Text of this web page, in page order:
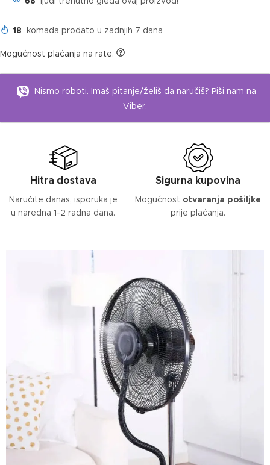
18 komada prodato u zadnjih 7 dana
Mogućnost plaćanja na rate.
Nismo roboti. Imaš pitanje/želiš da naručiš? Piši nam na
Viber.
Hitra dostava
Naručite danas, isporuka je
u naredna 1-2 radna dana.
Sigurna kupovina
Mogućnost otvaranja pošiljke
prije plaćanja.